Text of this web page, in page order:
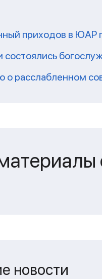
приходов в ЮАР
состоялись
о расслабленном
новости